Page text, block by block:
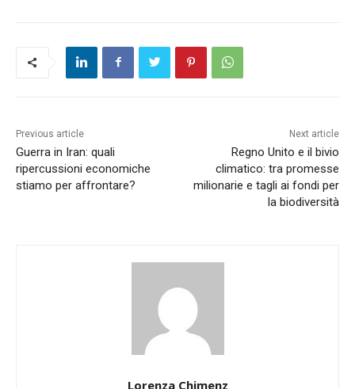
Previous article
Guerra in Iran: quali
ripercussioni economiche
stiamo per affrontare?
Next article
Regno Unito e il bivio
climatico: tra promesse
milionarie e tagli ai fondi per
la biodiversità
Lorenza Chimenz